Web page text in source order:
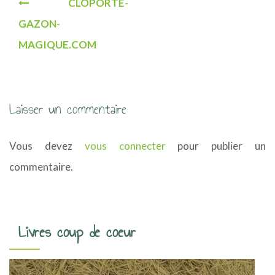
a
t
i
e
CLOPORTE-
GAZON-
MAGIQUE.COM
Laisser un commentaire
Vous devez vous connecterpour publier un
commentaire.
Livres coup de coeur